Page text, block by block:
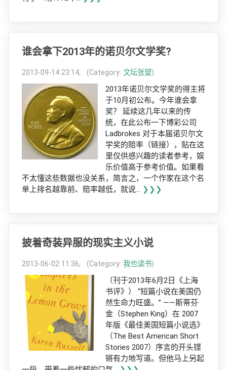
谁会拿下2013年的诺贝尔文学奖?
2013-09-14 23:14, (Category: 文坛张望)
2013年诺贝尔文学奖的得主将
于10月初公布。今年谁会拿
奖？ 延续这几年以来的传
统，在此公布一下博彩公司
Ladbrokes 对于本届诺贝尔文
学奖的赔率（链接），贴在这
里仅供感兴趣的读者参考，娱
乐价值高于参考价值。如果看
不太懂这些数据也没关系，简言之，一个作家在这个名
单上排名越靠前、赔率越低，就说... ❯❯❯
披着奇装异服的现实主义小说
2013-06-02 11:36, (Category: 我也读书)
（刊于2013年6月2日《上海
书评》） “短篇小说在美国仍
然生命力旺盛。” ——斯蒂芬·
金（Stephen King）在 2007
年版《最佳美国短篇小说选》
（The Best American Short
Stories 2007）序言的开头铿
锵有力地写道。但他马上另起